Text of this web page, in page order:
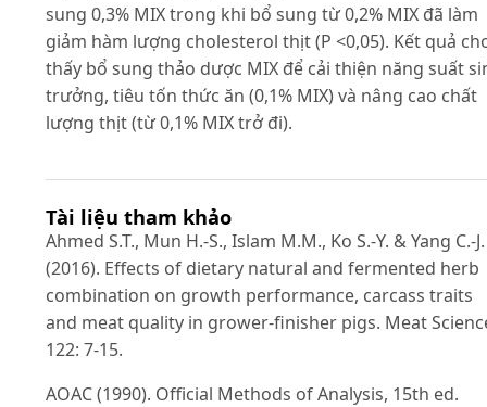
sung 0,3% MIX trong khi bổ sung từ 0,2% MIX đã làm
giảm hàm lượng cholesterol thịt (P <0,05). Kết quả
thấy bổ sung thảo dược MIX để cải thiện năng suất
trưởng, tiêu tốn thức ăn (0,1% MIX) và nâng cao chất
lượng thịt (từ 0,1% MIX trở đi).
Tài liệu tham khảo
Ahmed S.T., Mun H.-S., Islam M.M., Ko S.-Y. & Yang C.-J.
(2016). Effects of dietary natural and fermented herb
combination on growth performance, carcass traits
and meat quality in grower-finisher pigs. Meat
122: 7-15.
AOAC (1990). Official Methods of Analysis, 15th ed.